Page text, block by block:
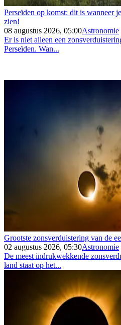
Perseïden op komst: dit is wanneer
zien!
08 augustus 2026, 05:00Astronomie
Er is niet alleen een
Perseïden. Wan...
Grootste zonsverduistering van de
02 augustus 2026, 05:30Astronomie
De meest indrukwekkende
land staat op het...